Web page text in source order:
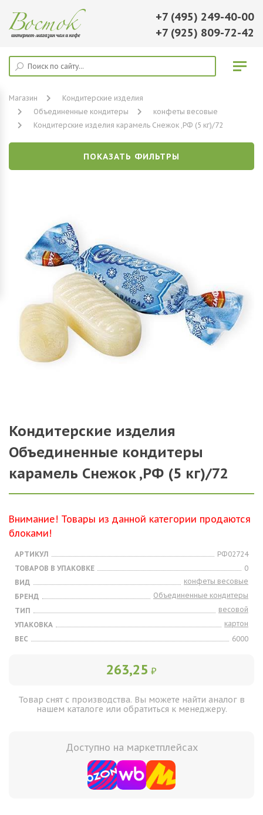
+7 (495) 249-40-00
+7 (925) 809-72-42
Магазин
Кондитерские изделия
Объединенные кондитеры
конфеты весовые
Кондитерские изделия карамель Снежок ,РФ (5 кг)/72
ПОКАЗАТЬ ФИЛЬТРЫ
Кондитерские изделия
Объединенные кондитеры
карамель Снежок ,РФ (5 кг)/72
Внимание! Товары из данной категории продаются
блоками!
АРТИКУЛ
РФ02724
ТОВАРОВ В УПАКОВКЕ
0
ВИД
конфеты весовые
БРЕНД
Объединенные кондитеры
ТИП
весовой
УПАКОВКА
картон
ВЕС
6000
263,25 ₽
Товар снят с производства. Вы можете найти аналог в
нашем каталоге или обратиться к менеджеру.
Доступно на маркетплейсах